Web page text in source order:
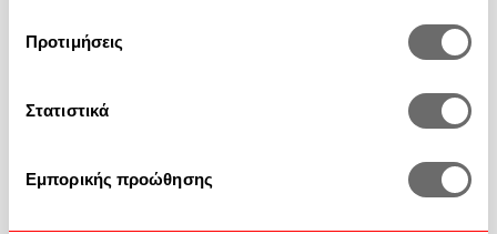
Προτιμήσεις
Στατιστικά
Εμπορικής προώθησης
Βοήθεια
Συχνές Ερωτήσεις